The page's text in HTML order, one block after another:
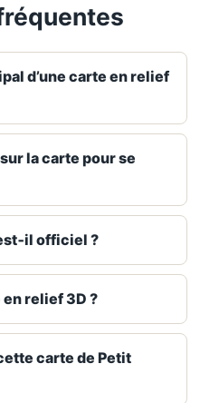
d’une carte en relief
la carte pour se
officiel ?
relief 3D ?
carte de Petit